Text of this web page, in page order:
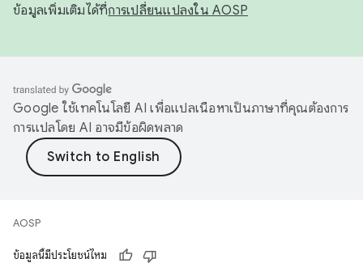
ข้อมูลเพิ่มเติมได้ที่การเปลี่ยนแปลงใน AOSP
Google ใช้เทคโนโลยี AI เพื่อแปลเนื้อหาเป็นภาษาที่คุณต้องการ
การแปลโดย AI อาจมีข้อผิดพลาด
AOSP
ข้อมูลนี้มีประโยชน์ไหม